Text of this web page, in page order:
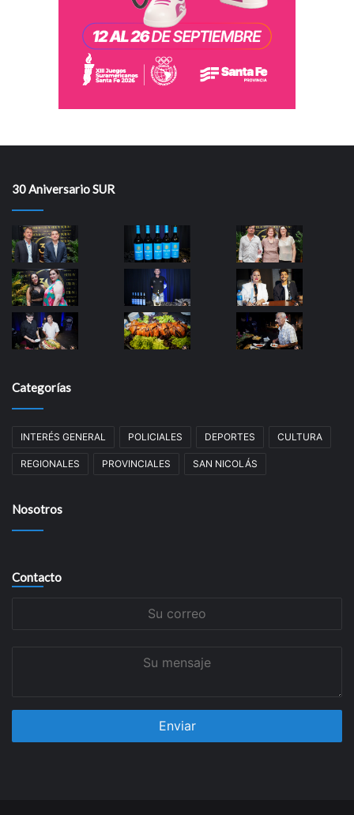
30 Aniversario SUR
Categorías
INTERÉS GENERAL POLICIALES DEPORTES CULTURA
REGIONALES PROVINCIALES SAN NICOLÁS
Nosotros
Contacto